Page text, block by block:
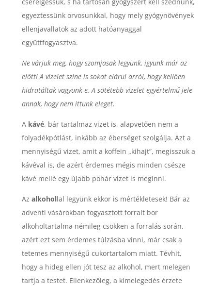
egyeztessünk orvosunkkal, hogy mely gyógynövények
ellenjavallatok az adott hatóanyaggal
együttfogyasztva.
Ne várjuk meg, hogy szomjasak legyünk, igyunk már az
előtt! A vizelet színe is sokat elárul arról, hogy kellően
hidratáltak vagyunk-e. A sötétebb vizelet egyértelmű jele
annak, hogy nem ittunk eleget.
A kávé, bár tartalmaz vizet is, alapvetően nem a
folyadékpótlást, inkább az éberséget szolgálja. Azt a
mennyiségű vizet, amit a koffein „kihajt”, megisszuk a
kávéval is, de azért érdemes mégis minden csésze
kávé mellé egy újabb pohár vizet is meginni.
Az alkohollal legyünk ekkor is mértékletesek! Bár az
adventi vásárokban fogyasztott forralt bor
alkoholtartalma némileg csökken a forralás során,
azért ezt sem érdemes túlzásba vinni, már csak a
tetemes mennyiségű cukortartalom miatt. Tévhit,
hogy a hideg ellen jót tesz az alkohol, mert melegen
tartja a testet. Ellenkezőleg, a kimelegedés érzete